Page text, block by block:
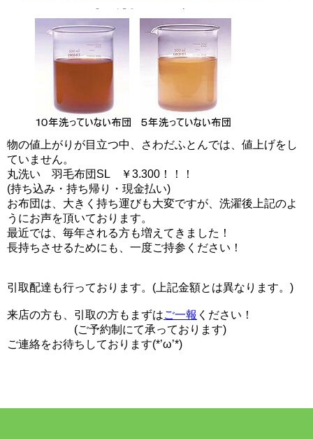
物の値上がりが目立つ中、さわだふとんでは、値上げをし
ていません。
丸洗い 羽毛布団SL ￥3.300！！！
(持ち込み・持ち帰り・現金払い)
お布団は、大きく持ち運びも大変ですが、洗濯後上記のよ
うにお声を頂いております。
最近では、毎年される方も増えてきました！
長持ちさせるためにも、一度ご持参ください！
引取配達も行っております。(上記金額とは異なります。)
来店の方も、引取の方もまずはご一報 ください！
(ご予約制にて承っております)
ご連絡をお待ちしております(*’ω’*)